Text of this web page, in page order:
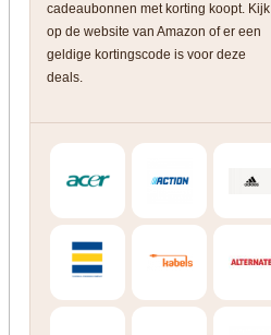
cadeaubonnen met korting koopt. Kijk
op de website van Amazon of er een
geldige kortingscode is voor deze
deals.